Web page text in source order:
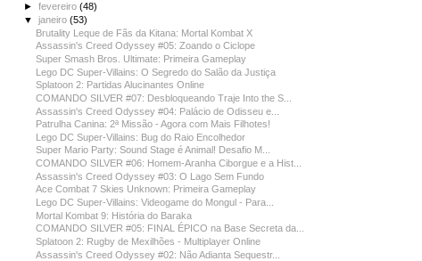
►fevereiro(48)
▼janeiro(53)
Brutality Leque de Fãs da Kitana: Mortal Kombat X
Assassin's Creed Odyssey #05: Zoando o Ciclope
Super Smash Bros. Ultimate: Primeira Gameplay
Lego DC Super-Villains: O Segredo do Salão da Justiça
Splatoon 2: Partidas Alucinantes Online
COMANDO SILVER #07: Desbloqueando Traje Into the S...
Assassin's Creed Odyssey #04: Palácio de Odisseu e...
Patrulha Canina: 2ª Missão - Agora com Mais Filhotes!
Lego DC Super-Villains: Bug do Raio Encolhedor
Super Mario Party: Sound Stage é Animal! Desafio M...
COMANDO SILVER #06: Homem-Aranha Ciborgue e a Hist...
Assassin's Creed Odyssey #03: O Lago Sem Fundo
Ace Combat 7 Skies Unknown: Primeira Gameplay
Lego DC Super-Villains: Videogame do Mongul - Para...
Mortal Kombat 9: História do Baraka
COMANDO SILVER #05: FINAL ÉPICO na Base Secreta da...
Splatoon 2: Rugby de Mexilhões - Multiplayer Online
Assassin's Creed Odyssey #02: Não Adianta Sequestr...